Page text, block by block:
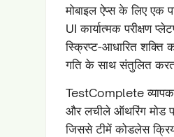
मोबाइल ऐप्स के लिए एक
UI कार्यात्मक परीक्षण
स्क्रिप्ट-आधारित शक्ति
गति के साथ संतुलित
TestComplete व्यापक
और लचीले ऑथरिंग मोड
जिससे टीमें कोडलेस